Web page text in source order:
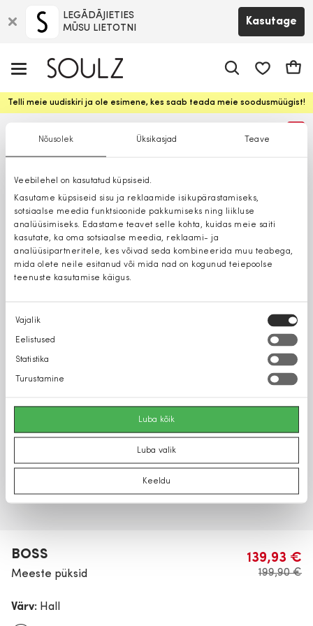
Nõusolek Üksikasjad Teave
Veebilehel on kasutatud küpsiseid.
Kasutame küpsiseid sisu ja reklaamide isikupärastamiseks,
sotsiaalse meedia funktsioonide pakkumiseks ning liikluse
analüüsimiseks. Edastame teavet selle kohta, kuidas meie saiti
kasutate, ka oma sotsiaalse meedia, reklaami- ja
analüüsipartneritele, kes võivad seda kombineerida muu teabega,
mida olete neile esitanud või mida nad on kogunud teiepoolse
teenuste kasutamise käigus.
Nõusoleku
valik
Vajalik
Eelistused
Statistika
Turustamine
Luba kõik
Luba valik
Keeldu
LEGĀDĀJIETIES
MŪSU LIETOTNI
Kasutage
Telli meie uudiskiri ja ole esimene, kes saab teada meie soodusmüügist!
BOSS
Meeste püksid
139,93 €
199,90 €
Värv: Hall